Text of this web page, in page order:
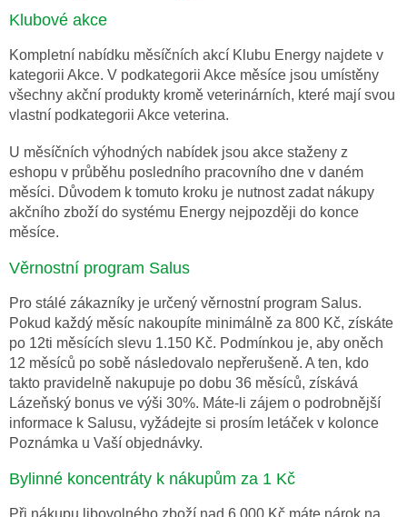
Klubové akce
Kompletní nabídku měsíčních akcí Klubu Energy najdete v
kategorii Akce. V podkategorii Akce měsíce jsou umístěny
všechny akční produkty kromě veterinárních, které mají svou
vlastní podkategorii Akce veterina.
U měsíčních výhodných nabídek jsou akce staženy z
eshopu v průběhu posledního pracovního dne v daném
měsíci. Důvodem k tomuto kroku je nutnost zadat nákupy
akčního zboží do systému Energy nejpozději do konce
měsíce.
Věrnostní program Salus
Pro stálé zákazníky je určený věrnostní program Salus.
Pokud každý měsíc nakoupíte minimálně za 800 Kč, získáte
po 12ti měsících slevu 1.150 Kč. Podmínkou je, aby oněch
12 měsíců po sobě následovalo nepřerušeně. A ten, kdo
takto pravidelně nakupuje po dobu 36 měsíců, získává
Lázeňský bonus ve výši 30%. Máte-li zájem o podrobnější
informace k Salusu, vyžádejte si prosím letáček v kolonce
Poznámka u Vaší objednávky.
Bylinné koncentráty k nákupům za 1 Kč
Při nákupu libovolného zboží nad 6.000 Kč máte nárok na